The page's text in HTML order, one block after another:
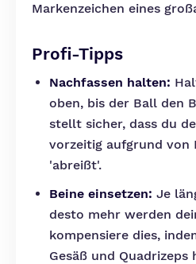
Markenzeichen eines
Profi-Tipps
Nachfassen halten:
oben, bis der Ball den
stellt sicher, dass du
vorzeitig aufgrund von
'abreißt'.
Beine einsetzen: Je
desto mehr werden
kompensiere dies,
Gesäß und Quadrizeps